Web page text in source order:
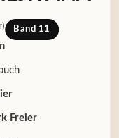
Band 11
Freier